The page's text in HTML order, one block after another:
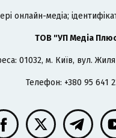
онлайн-медіа;
ТОВ "УП Медіа
01032, м. Київ, вул.
Телефон: +380 95 641